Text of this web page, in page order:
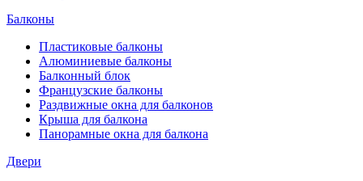
Балконы
Пластиковые балконы
Алюминиевые балконы
Балконный блок
Французские балконы
Раздвижные окна для балконов
Крыша для балкона
Панорамные окна для балкона
Двери